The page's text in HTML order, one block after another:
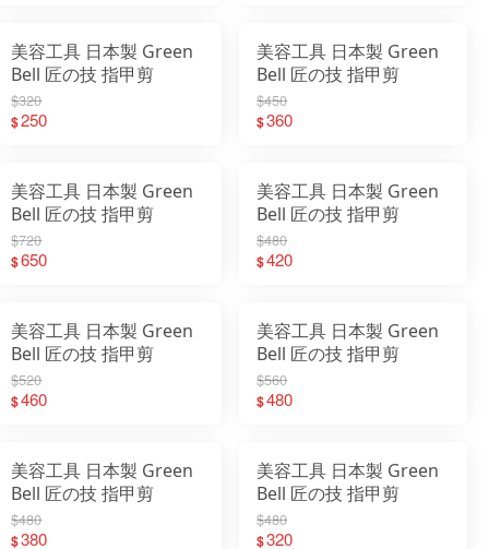
美容工具 日本製 Green
Bell 匠の技 指甲剪
$320
$250
美容工具 日本製 Green
Bell 匠の技 指甲剪
$450
$360
美容工具 日本製 Green
Bell 匠の技 指甲剪
$720
$650
美容工具 日本製 Green
Bell 匠の技 指甲剪
$480
$420
美容工具 日本製 Green
Bell 匠の技 指甲剪
$520
$460
美容工具 日本製 Green
Bell 匠の技 指甲剪
$560
$480
美容工具 日本製 Green
Bell 匠の技 指甲剪
$480
$380
美容工具 日本製 Green
Bell 匠の技 指甲剪
$480
$320